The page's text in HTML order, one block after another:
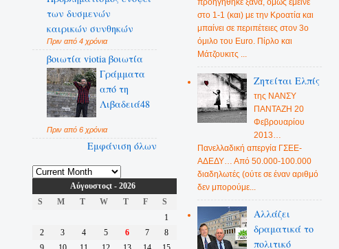
των δυσμενών
καιρικών συνθηκών
Πριν από 4 χρόνια
βοιωτία viotia βοιωτία
Γράμματα
από τη
Λιβαδειά48
Πριν από 6 χρόνια
Εμφάνιση όλων
Αύγουστοςt - 2026
S
M T W T F
S
1
2
3 4 5 6 7
8
στο 1-1 (και) με την Κροατία και
μπαίνει σε περιπέτειες στον 3ο
όμιλο του Euro. Πίρλο και
Μάτζουκιτς ...
Ζητείται Ελπίς
της ΝΑΝΣΥ
ΠΑΝΤΑΖΗ 20
Φεβρουαρίου
2013…
Πανελλαδική απεργία ΓΣΕΕ-
ΑΔΕΔΥ… Από 50.000-100.000
διαδηλωτές (ούτε σε έναν αριθμό
δεν μπορούμε...
Αλλάζει
δραματικά το
πολιτικό